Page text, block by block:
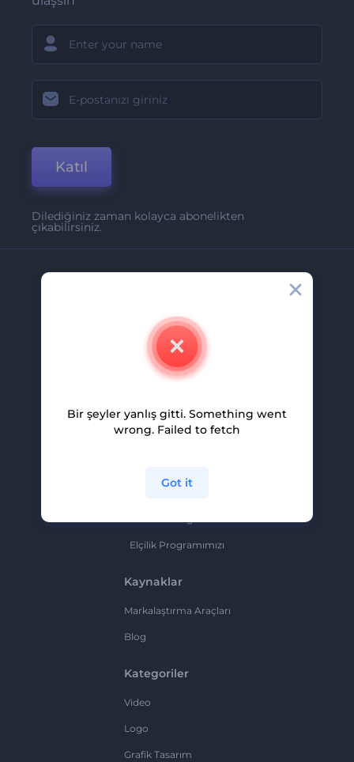
Katıl
Dilediğiniz zaman kolayca abonelikten
çıkabilirsiniz.
İletişim
Kariyer
Ortaklık Programı
Elçilik Programımızı
Kaynaklar
Markalaştırma Araçları
Blog
Kategoriler
Video
Logo
Grafik Tasarım
Bir şeyler yanlış gitti. Something went
wrong. Failed to fetch
Got it